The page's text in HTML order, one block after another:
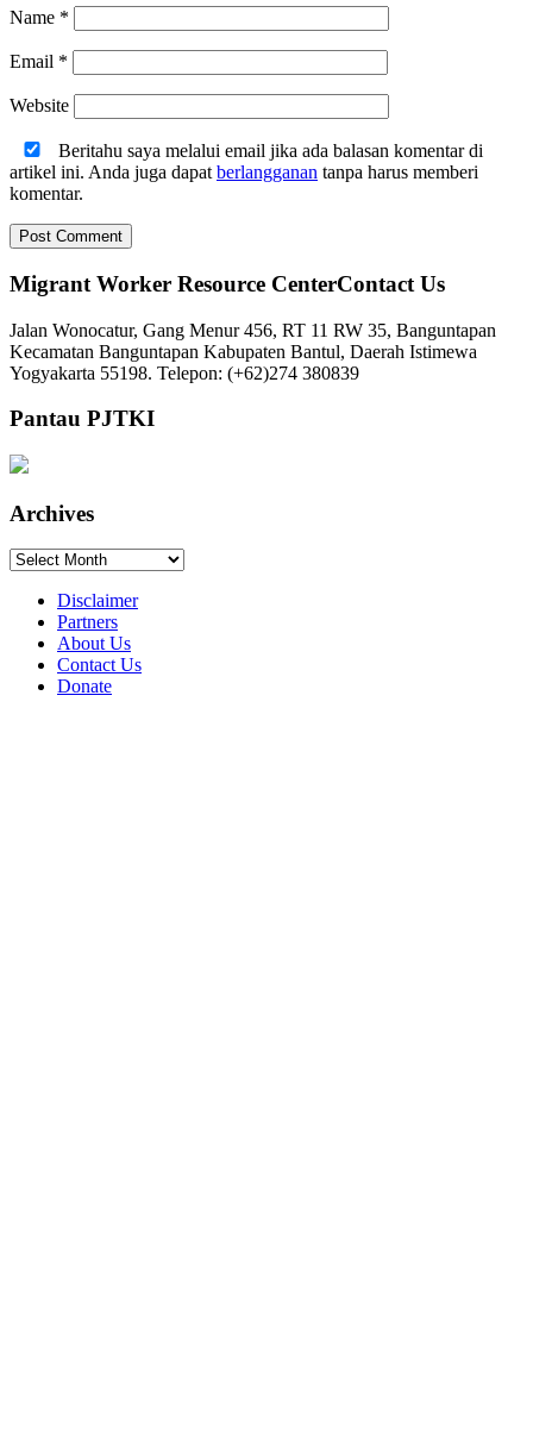
Name *
Email *
Website
Beritahu saya melalui email jika ada balasan komentar di
artikel ini. Anda juga dapat berlangganan tanpa harus memberi
komentar.
Migrant Worker Resource CenterContact Us
Jalan Wonocatur, Gang Menur 456, RT 11 RW 35, Banguntapan
Kecamatan Banguntapan Kabupaten Bantul, Daerah Istimewa
Yogyakarta 55198. Telepon: (+62)274 380839
Pantau PJTKI
Archives
Archives
Disclaimer
Partners
About Us
Contact Us
Donate